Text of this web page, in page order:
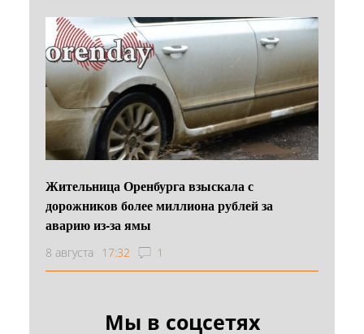
Жительница Оренбурга взыскала с
дорожников более миллиона рублей за
аварию из-за ямы
8 августа 17:32 1
Мы в соцсетях